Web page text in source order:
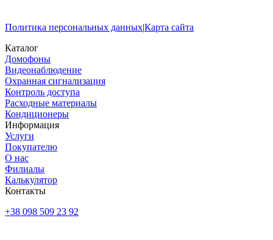
Политика персональных данных|Карта сайта
Каталог
Домофоны
Видеонаблюдение
Охранная сигнализация
Контроль доступа
Расходные материалы
Кондиционеры
Информация
Услуги
Покупателю
О нас
Филиалы
Калькулятор
Контакты
+38 098 509 23 92